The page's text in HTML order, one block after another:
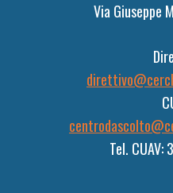
Via Giuseppe
Tel. CUAV: